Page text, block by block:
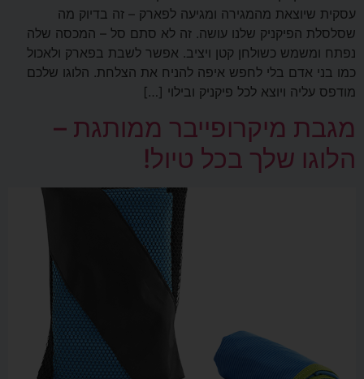
עסקית שיוצאת מהמגירה ומגיעה לפארק – זה בדיוק מה
שסלסלת הפיקניק שלנו עושה. זה לא סתם סל – המכסה שלה
נפתח ומשמש כשולחן קטן ויציב. אפשר לשבת בפארק ולאכול
כמו בני אדם בלי לחפש איפה להניח את הצלחת. הלוגו שלכם
מודפס עליה ויוצא לכל פיקניק ובילוי […]
מגבת מיקרופייבר ממותגת –
הלוגו שלך בכל טיול!